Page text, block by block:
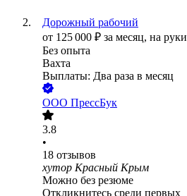
Дорожный рабочий
от 125 000 ₽ за месяц, на руки
Без опыта
Вахта
Выплаты: Два раза в месяц
ООО ПрессБук
3.8
•
18 отзывов
хутор Красный Крым
Можно без резюме
Откликнитесь среди первых